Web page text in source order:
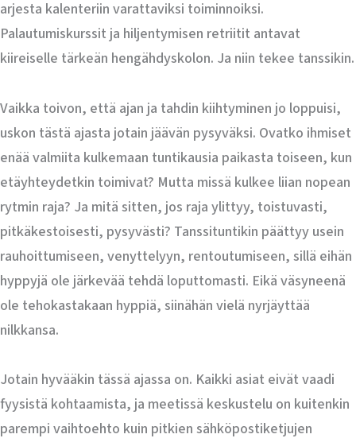
arjesta kalenteriin varattaviksi toiminnoiksi.
Palautumiskurssit ja hiljentymisen retriitit antavat
kiireiselle tärkeän hengähdyskolon. Ja niin tekee tanssikin.
Vaikka toivon, että ajan ja tahdin kiihtyminen jo loppuisi,
uskon tästä ajasta jotain jäävän pysyväksi. Ovatko ihmiset
enää valmiita kulkemaan tuntikausia paikasta toiseen, kun
etäyhteydetkin toimivat? Mutta missä kulkee liian nopean
rytmin raja? Ja mitä sitten, jos raja ylittyy, toistuvasti,
pitkäkestoisesti, pysyvästi? Tanssituntikin päättyy usein
rauhoittumiseen, venyttelyyn, rentoutumiseen, sillä eihän
hyppyjä ole järkevää tehdä loputtomasti. Eikä väsyneenä
ole tehokastakaan hyppiä, siinähän vielä nyrjäyttää
nilkkansa.
Jotain hyvääkin tässä ajassa on. Kaikki asiat eivät vaadi
fyysistä kohtaamista, ja meetissä keskustelu on kuitenkin
parempi vaihtoehto kuin pitkien sähköpostiketjujen